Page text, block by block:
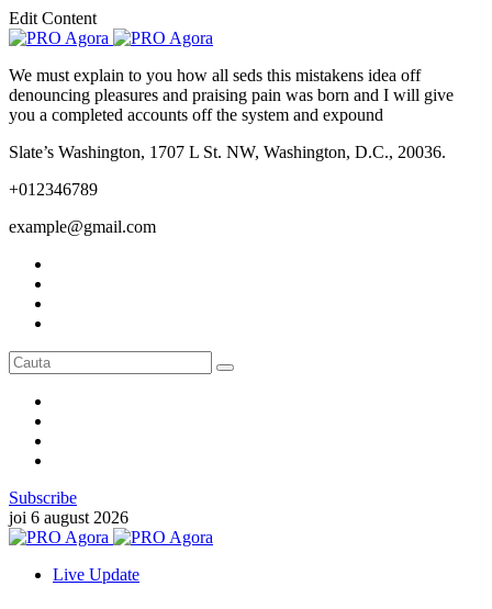
Edit Content
We must explain to you how all seds this mistakens idea off
denouncing pleasures and praising pain was born and I will give
you a completed accounts off the system and expound
Slate’s Washington, 1707 L St. NW, Washington, D.C., 20036.
+012346789
example@gmail.com
Subscribe
joi 6 august 2026
Live Update